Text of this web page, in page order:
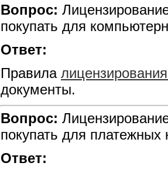
Вопрос:
покупать для
Ответ:
Правила
документы.
Вопрос:
покупать для платежных
Ответ: